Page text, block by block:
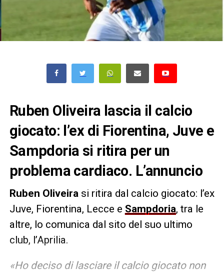
Ruben Oliveira lascia il calcio
giocato: l’ex di Fiorentina, Juve e
Sampdoria si ritira per un
problema cardiaco. L’annuncio
Ruben Oliveira si ritira dal calcio giocato: l’ex
Juve, Fiorentina, Lecce e Sampdoria, tra le
altre, lo comunica dal sito del suo ultimo
club, l’Aprilia.
«Ho deciso di lasciare il calcio giocato non